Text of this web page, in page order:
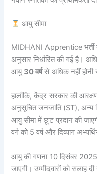
आयु सीमा
MIDHANI Apprentice
अनुसार निर्धारित की गई है।
आयु 30 वर्षसे अधिक नहीं होनी
हालाँकि, केंद्र सरकार की
अनुसूचित जनजाति (ST), अन्य
आयु सीमा में छूट प्रदान की
वर्ग को 5 वर्ष और दिव्यांग
आयु की गणना 10 दिसंबर
जाएगी। उम्मीदवारों को